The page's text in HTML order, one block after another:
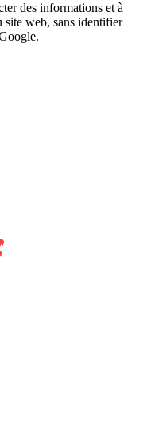
des informations et à
site web, sans identifier